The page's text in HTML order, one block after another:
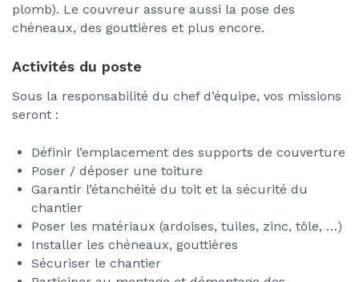
plomb). Le couvreur assure aussi la pose des
chéneaux, des gouttières et plus encore.
Activités du poste
Sous la responsabilité du chef d’équipe, vos missions
seront :
Définir l’emplacement des supports de couverture
Poser / déposer une toiture
Garantir l’étanchéité du toit et la sécurité du
chantier
Poser les matériaux (ardoises, tuiles, zinc, tôle, …)
Installer les chéneaux, gouttières
Sécuriser le chantier